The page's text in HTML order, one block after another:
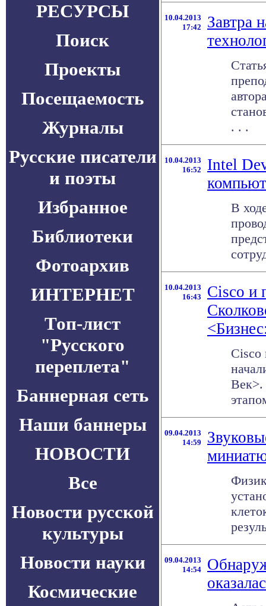
РЕСУРСЫ
Поиск
Проекты
Посещаемость
Журналы
Русские писатели
и поэты
Избранное
Библиотеки
Фотоархив
ИНТЕРНЕТ
Топ-лист
"Русского
переплета"
Баннерная сеть
Наши баннеры
НОВОСТИ
Все
Новости русской
культуры
Новости науки
Космические
10.04.2013
17:42
Завтра
. . .
10.04.2013
16:52
Intel
В
10.04.2013
16:43
Cisco и
Cisco
Век>.
09.04.2013
14:59
09.04.2013
14:54